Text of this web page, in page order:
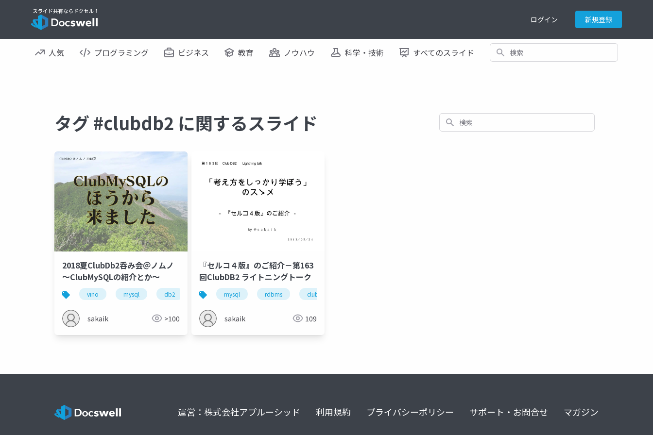
ログイン 新規登録
人気 プログラミング ビジネス 教育 ノウハウ 科学・技術 すべてのスライド 検索
タグ #clubdb2 に関するスライド 検索
2018夏ClubDb2呑み会＠ノムノ
～ClubMySQLの紹介とか～
vino mysql db2 wine clubdb2 clubmysql
sakaik >100
『セルコ４版』のご紹介－第163
回ClubDB2 ライトニングトーク
mysql rdbms clubdb2
sakaik 109
運営：株式会社アプルーシッド 利用規約 プライバシーポリシー サポート・お問合せ マガジン